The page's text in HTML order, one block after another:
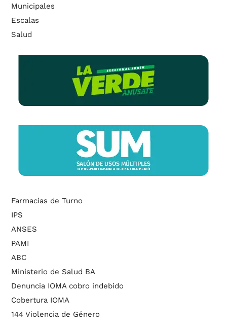
Municipales
Escalas
Salud
Farmacias de Turno
IPS
ANSES
PAMI
ABC
Ministerio de Salud BA
Denuncia IOMA cobro indebido
Cobertura IOMA
144 Violencia de Género